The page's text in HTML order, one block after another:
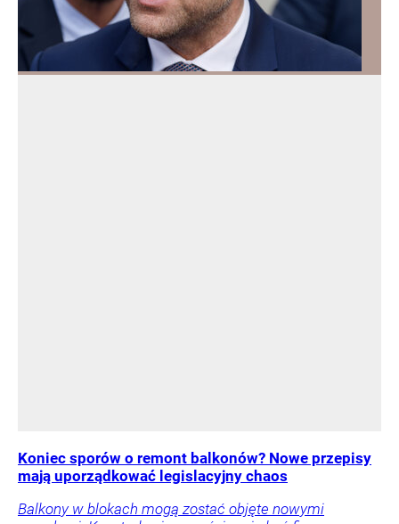
Koniec sporów o remont balkonów? Nowe przepisy
mają uporządkować legislacyjny chaos
Balkony w blokach mogą zostać objęte nowymi